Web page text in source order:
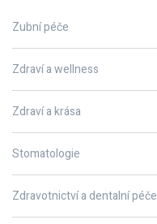
Zubní péče
Zdraví a wellness
Zdraví a krása
Stomatologie
Zdravotnictví a dentalní péče